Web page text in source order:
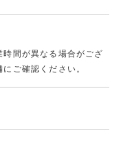
間が異なる場合がござ
ご確認ください。